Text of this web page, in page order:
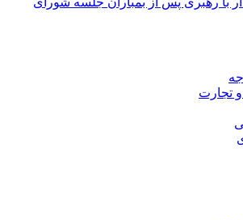
تجارت